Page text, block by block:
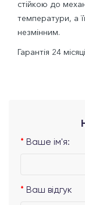
стійкою до
температури, а
незмінним.
Гарантія 24
Ваше ім'я:
Ваш відгук